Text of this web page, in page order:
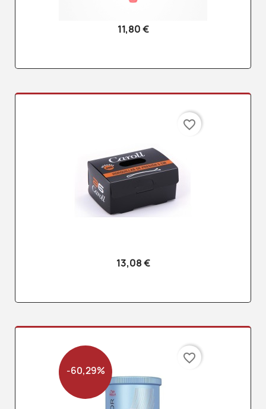
11,80 €
13,08 €
favorite_border
-60,29%
favorite_border